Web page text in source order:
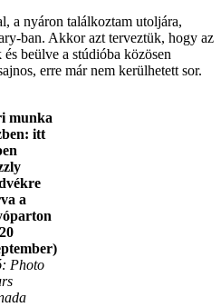
a nyáron találkoztam utoljára,
ban. Akkor azt terveztük, hogy az
beülve a stúdióba közösen
erre már nem kerülhetett sor.
munka
itt
a
Photo